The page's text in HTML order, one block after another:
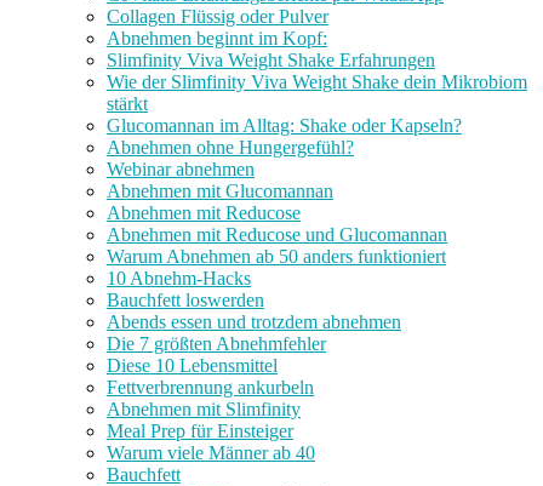
Collagen Flüssig oder Pulver
Abnehmen beginnt im Kopf:
Slimfinity Viva Weight Shake Erfahrungen
Wie der Slimfinity Viva Weight Shake dein Mikrobiom
stärkt
Glucomannan im Alltag: Shake oder Kapseln?
Abnehmen ohne Hungergefühl?
Webinar abnehmen
Abnehmen mit Glucomannan
Abnehmen mit Reducose
Abnehmen mit Reducose und Glucomannan
Warum Abnehmen ab 50 anders funktioniert
10 Abnehm-Hacks
Bauchfett loswerden
Abends essen und trotzdem abnehmen
Die 7 größten Abnehmfehler
Diese 10 Lebensmittel
Fettverbrennung ankurbeln
Abnehmen mit Slimfinity
Meal Prep für Einsteiger
Warum viele Männer ab 40
Bauchfett